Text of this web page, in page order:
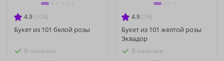
4.9 (374)
Букет из 101 белой розы
В наличии
4.9 (76)
Букет из 101 желтой розы
Эквадор
В наличии